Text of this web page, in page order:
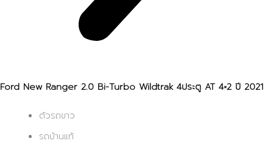
Ford New Ranger 2.0 Bi-Turbo Wildtrak 4ประตู AT 4×2 ปี 2021
ตัวรถขาว
รถบ้านแท้